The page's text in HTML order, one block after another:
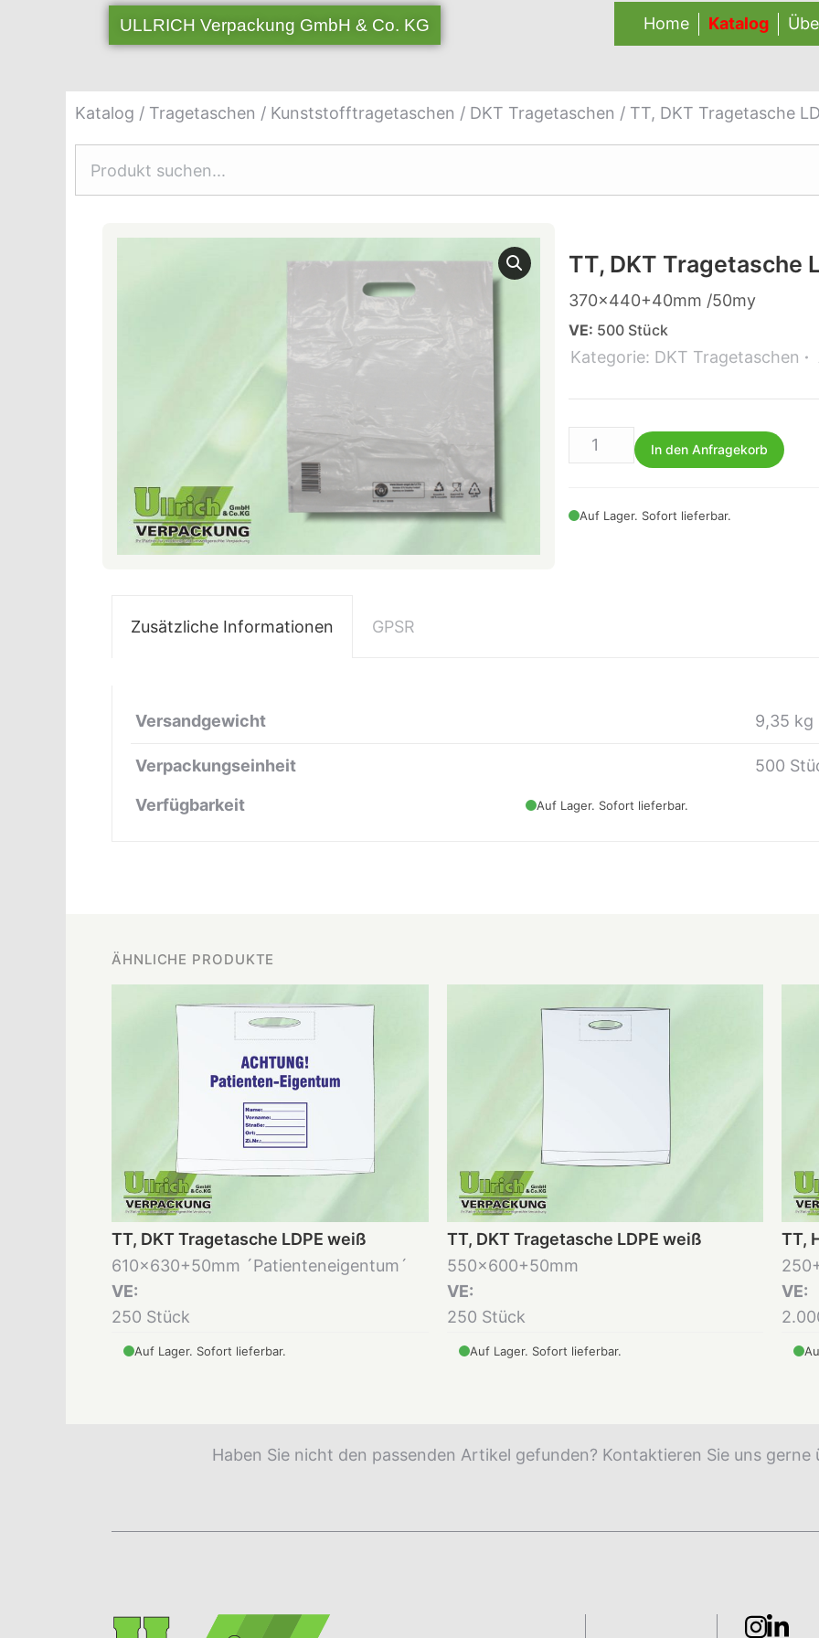
ULLRICH Verpackung GmbH & Co. KG Home Katalog
Katalog / Tragetaschen / Kunststofftragetaschen / DKT Tragetaschen / TT, DKT Tragetasche
TT, DKT Tragetasche
370×440+40mm /50my
VE: 500 Stück
Kategorie: DKT Tragetaschen
In den Anfragekorb
Auf Lager. Sofort lieferbar.
Zusätzliche Informationen GPSR
Versandgewicht 9,35 kg
Verpackungseinheit 500
Verfügbarkeit Auf Lager. Sofort lieferbar.
ÄHNLICHE PRODUKTE
TT, DKT Tragetasche LDPE weiß
610x630+50mm ´Patienteneigentum´
VE:
250 Stück
Auf Lager. Sofort lieferbar.
TT, DKT Tragetasche LDPE weiß
550x600+50mm
VE:
250 Stück
Auf Lager. Sofort lieferbar.
TT,
VE:
Haben Sie nicht den passenden Artikel gefunden? Kontaktieren Sie uns gerne